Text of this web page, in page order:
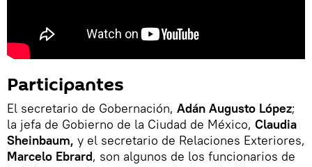
Participantes
El secretario de Gobernación, Adán Augusto López;
la jefa de Gobierno de la Ciudad de México, Claudia
Sheinbaum, y el secretario de Relaciones Exteriores,
Marcelo Ebrard, son algunos de los funcionarios de